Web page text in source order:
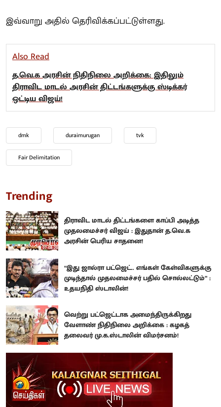
இவ்வாறு அதில் தெரிவிக்கப்பட்டுள்ளது.
Also Read
த.வெ.க அரசின் நிதிநிலை அறிக்கை: இதிலும்
திராவிட மாடல் அரசின் திட்டங்களுக்கு ஸ்டிக்கர்
ஒட்டிய விஜய்!
dmk duraimurugan tvk
Fair Delimitation
Trending
திராவிட மாடல் திட்டங்களை காப்பி அடித்த
முதலமைச்சர் விஜய் : இதுதான் த.வெ.க
அரசின் பெரிய சாதனை!
“இது ஜால்ரா பட்ஜெட்.. எங்கள் கேள்விகளுக்கு
முடிந்தால் முதலமைச்சர் பதில் சொல்லட்டும்” :
உதயநிதி ஸ்டாலின்!
வெற்று பட்ஜெட்டாக அமைந்திருக்கிறது
வேளாண் நிதிநிலை அறிக்கை : கழகத்
தலைவர் மு.க.ஸ்டாலின் விமர்சனம்!